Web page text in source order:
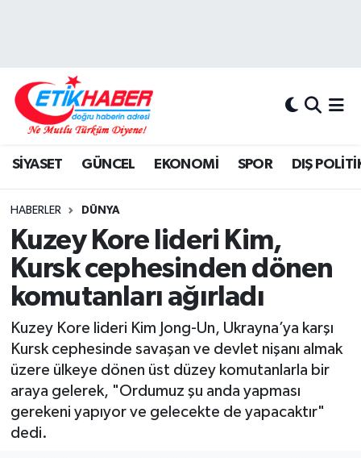
SİYASET GÜNCEL EKONOMİ SPOR DIŞ
HABERLER DÜNYA
Kuzey Kore lideri Kim,
Kursk cephesinden dönen
komutanları ağırladı
Kuzey Kore lideri Kim Jong-Un, Ukrayna’ya karşı
Kursk cephesinde savaşan ve devlet nişanı almak
üzere ülkeye dönen üst düzey komutanlarla bir
araya gelerek, "Ordumuz şu anda yapması
gerekeni yapıyor ve gelecekte de yapacaktır"
dedi.
DIŞ POLİTİKA
KÖŞE YAZILARI
KÜLTÜR-SANAT-MAGAZİN
MEDYA
ÖZEL HABER
Hava Durumu
Süper Lig Puan Durumu ve Fikstür
Tüm Manşetler
Son Dakika Haberleri
Haber Arşivi